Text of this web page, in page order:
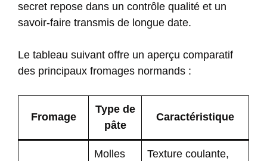
secret repose dans un contrôle qualité et un
savoir-faire transmis de longue date.
Le tableau suivant offre un aperçu comparatif
des principaux fromages normands :
Fromage
Type de
pâte
Caractéristique
Molles
Texture coulante,